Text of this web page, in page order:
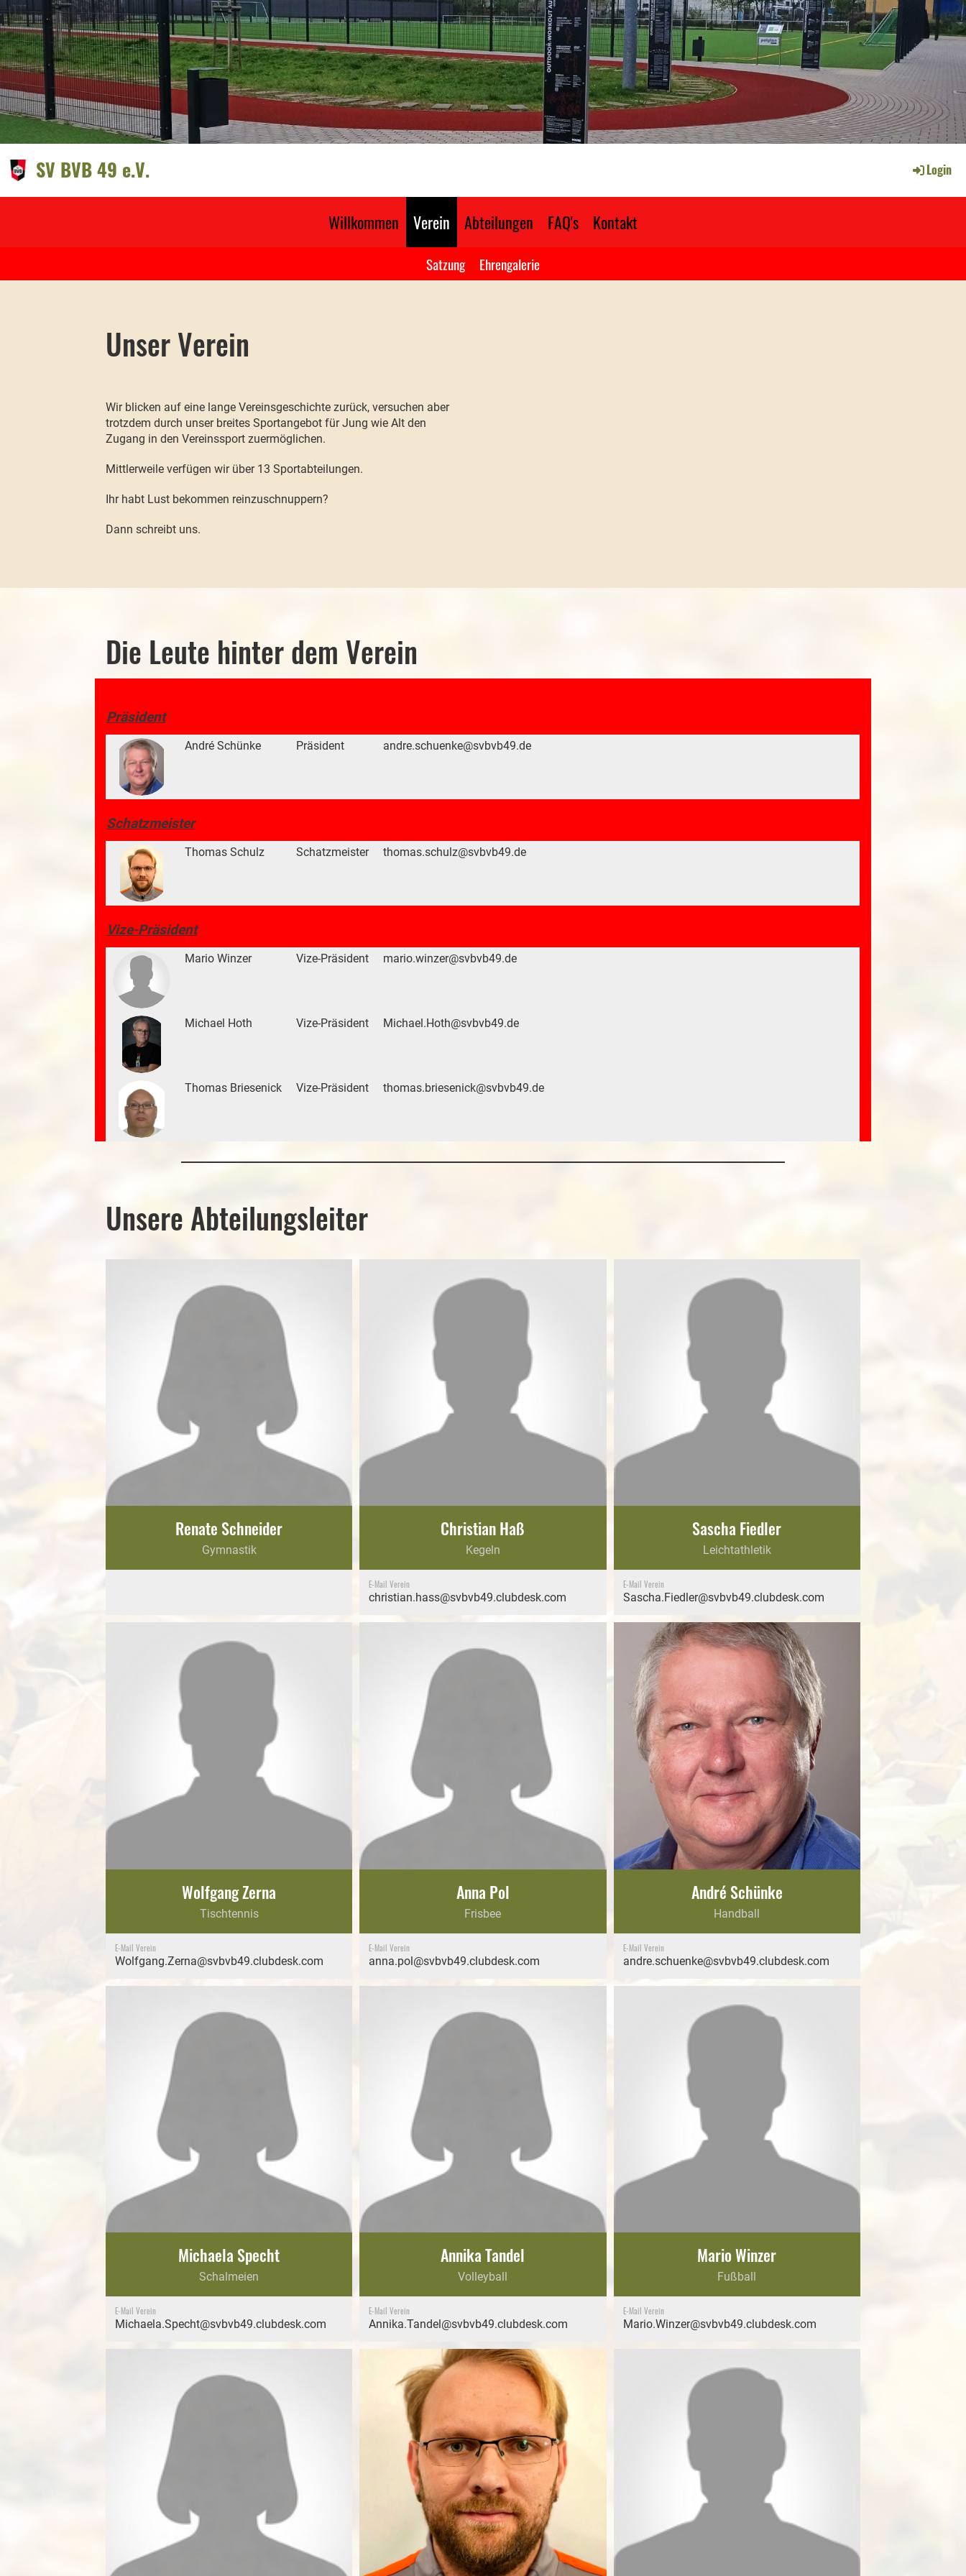
SV BVB 49 e.V. Login
Willkommen Verein Abteilungen FAQ's Kontakt
Satzung Ehrengalerie
Unser Verein
Wir blicken auf eine lange Vereinsgeschichte zurück, versuchen aber
trotzdem durch unser breites Sportangebot für Jung wie Alt den
Zugang in den Vereinssport zuermöglichen.
Mittlerweile verfügen wir über 13 Sportabteilungen.
Ihr habt Lust bekommen reinzuschnuppern?
Dann schreibt uns.
Die Leute hinter dem Verein
Präsident
André Schünke Präsident andre.schuenke@svbvb49.de
Schatzmeister
Thomas Schulz Schatzmeister thomas.schulz@svbvb49.de
Vize-Präsident
Mario Winzer Vize-Präsident mario.winzer@svbvb49.de
Michael Hoth Vize-Präsident Michael.Hoth@svbvb49.de
Thomas Briesenick Vize-Präsident thomas.briesenick@svbvb49.de
Unsere Abteilungsleiter
Renate Schneider
Gymnastik
Christian Haß
Kegeln
E-Mail Verein
christian.hass@svbvb49.clubdesk.com
Sascha Fiedler
Leichtathletik
E-Mail Verein
Sascha.Fiedler@svbvb49.clubdesk.com
Wolfgang Zerna
Tischtennis
E-Mail Verein
Wolfgang.Zerna@svbvb49.clubdesk.com
Anna Pol
Frisbee
E-Mail Verein
anna.pol@svbvb49.clubdesk.com
André Schünke
Handball
E-Mail Verein
andre.schuenke@svbvb49.clubdesk.com
Michaela Specht
Schalmeien
E-Mail Verein
Michaela.Specht@svbvb49.clubdesk.com
Annika Tandel
Volleyball
E-Mail Verein
Annika.Tandel@svbvb49.clubdesk.com
Mario Winzer
Fußball
E-Mail Verein
Mario.Winzer@svbvb49.clubdesk.com